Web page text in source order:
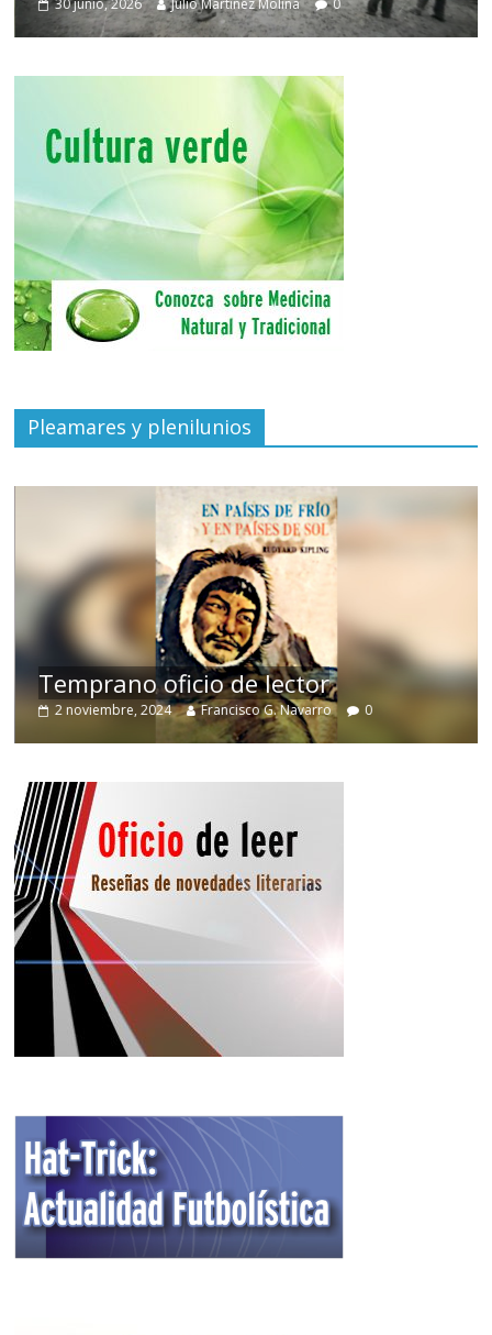
30 junio, 2026 Julio Martínez Molina 0
Pleamares y plenilunios
Temprano oficio de lector
2 noviembre, 2024 Francisco G. Navarro 0